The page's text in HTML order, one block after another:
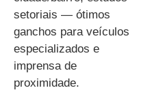
setoriais — ótimos
ganchos para veículos
especializados e
imprensa de
proximidade.